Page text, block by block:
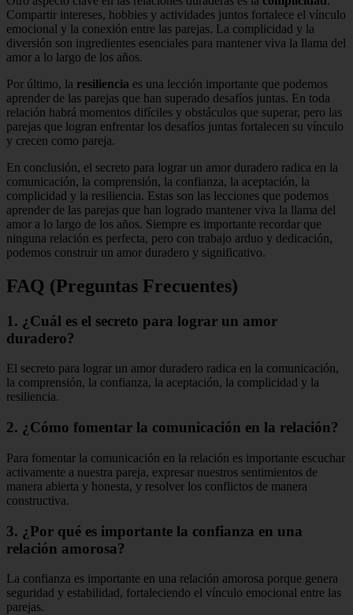
Compartir intereses, hobbies y actividades juntos fortalece el vínculo
emocional y la conexión entre las parejas. La complicidad y la
diversión son ingredientes esenciales para mantener viva la llama del
amor a lo largo de los años.
Por último, la resiliencia es una lección importante que podemos
aprender de las parejas que han superado desafíos juntas. En toda
relación habrá momentos difíciles y obstáculos que superar, pero las
parejas que logran enfrentar los desafíos juntas fortalecen su vínculo
y crecen como pareja.
En conclusión, el secreto para lograr un amor duradero radica en la
comunicación, la comprensión, la confianza, la aceptación, la
complicidad y la resiliencia. Estas son las lecciones que podemos
aprender de las parejas que han logrado mantener viva la llama del
amor a lo largo de los años. Siempre es importante recordar que
ninguna relación es perfecta, pero con trabajo arduo y dedicación,
podemos construir un amor duradero y significativo.
FAQ (Preguntas Frecuentes)
1. ¿Cuál es el secreto para lograr un amor
duradero?
El secreto para lograr un amor duradero radica en la comunicación,
la comprensión, la confianza, la aceptación, la complicidad y la
resiliencia.
2. ¿Cómo fomentar la comunicación en la relación?
Para fomentar la comunicación en la relación es importante escuchar
activamente a nuestra pareja, expresar nuestros sentimientos de
manera abierta y honesta, y resolver los conflictos de manera
constructiva.
3. ¿Por qué es importante la confianza en una
relación amorosa?
La confianza es importante en una relación amorosa porque genera
seguridad y estabilidad, fortaleciendo el vínculo emocional entre las
parejas.